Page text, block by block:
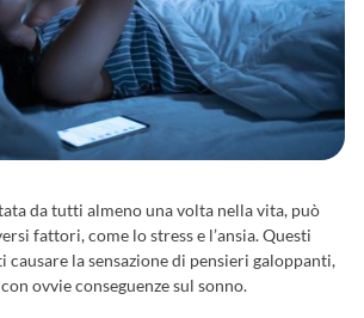
da tutti almeno una volta nella vita, può
fattori, come lo stress e l’ansia. Questi
la sensazione di pensieri galoppanti,
ovvie conseguenze sul sonno.